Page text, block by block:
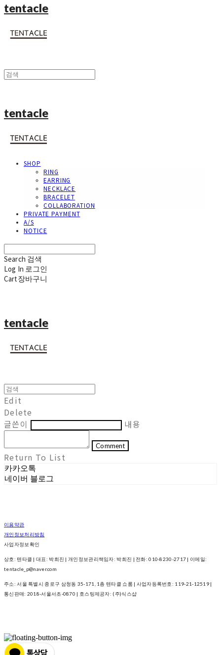
tentacle
tentacle
SHOP
RING
EARRING
NECKLACE
BRACELET
COLLABORATION
PRIVATE PAYMENT
A/S
NOTICE
Search 검색
Log In 로그인
Cart장바구니
tentacle
Edit
Delete
글쓴이
내용
Comment
Return To List
카카오톡
네이버 블로그
이용약관
개인정보처리방침
사업자정보확인
상호: 텐타클 | 대표: 박희진 | 개인정보관리책임자: 박희진 | 전화: 010-8230-2717 | 이메일:
tentacle_p@naver.com
주소: 서울 특별시 종로구 삼청동 35-171, 1층 텐타클 쇼룸 | 사업자등록번호: 119-21-12519 |
통신판매: 2018-서울서초-0870 | 호스팅제공자: (주)식스샵